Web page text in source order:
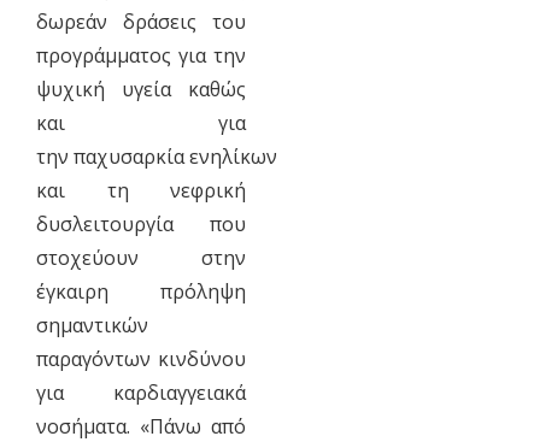
δωρεάν δράσεις του
προγράμματος για την
ψυχική υγεία καθώς
και για
την παχυσαρκία ενηλίκων
και τη νεφρική
δυσλειτουργία που
στοχεύουν στην
έγκαιρη πρόληψη
σημαντικών
παραγόντων κινδύνου
για καρδιαγγειακά
νοσήματα. «Πάνω από